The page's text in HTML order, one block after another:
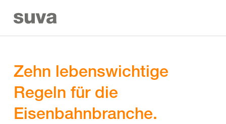
Zehn lebenswichtige
Regeln für die
Eisenbahnbranche.